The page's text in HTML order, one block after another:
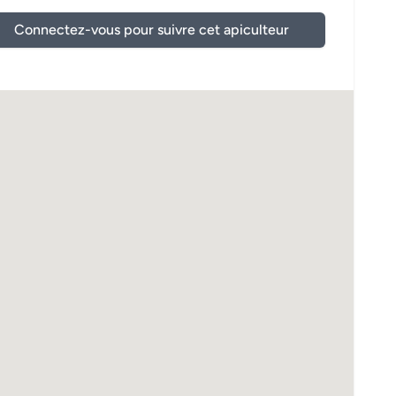
Connectez-vous pour suivre cet apiculteur